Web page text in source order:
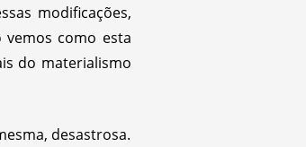
modificações,
vemos como esta
do materialismo
desastrosa.